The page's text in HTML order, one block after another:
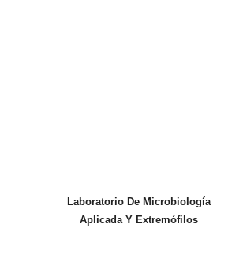
Laboratorio De Microbiología
Aplicada Y Extremófilos